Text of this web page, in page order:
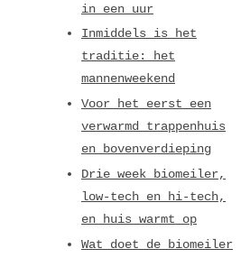
in een uur
Inmiddels is het
traditie: het
mannenweekend
Voor het eerst een
verwarmd trappenhuis
en bovenverdieping
Drie week biomeiler,
low-tech en hi-tech,
en huis warmt op
Wat doet de biomeiler